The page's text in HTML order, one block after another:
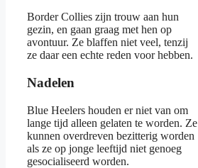
Border Collies zijn trouw aan hun
gezin, en gaan graag met hen op
avontuur. Ze blaffen niet veel, tenzij
ze daar een echte reden voor hebben.
Nadelen
Blue Heelers houden er niet van om
lange tijd alleen gelaten te worden. Ze
kunnen overdreven bezitterig worden
als ze op jonge leeftijd niet genoeg
gesocialiseerd worden.